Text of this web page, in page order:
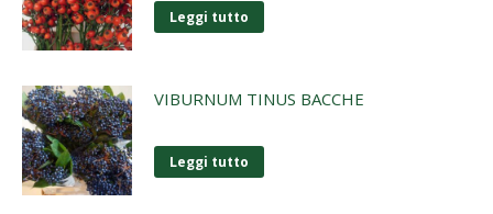
Leggi tutto
VIBURNUM TINUS BACCHE
Leggi tutto